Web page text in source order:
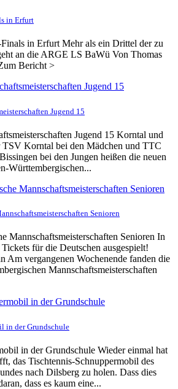
in Erfurt
in Erfurt Mehr als ein Drittel der zu
an die ARGE LS BaWü Von Thomas
Bericht >
Jugend 15
Jugend 15 Korntal und
Korntal bei den Mädchen und TTC
bei den Jungen heißen die neuen
Württembergischen...
Senioren
Mannschaftsmeisterschaften Senioren In
für die Deutschen ausgespielt!
Am vergangenen Wochenende fanden die
Mannschaftsmeisterschaften
in der Grundschule
in der Grundschule Wieder einmal hat
das Tischtennis-Schnuppermobil des
nach Dilsberg zu holen. Dass dies
dass es kaum eine...